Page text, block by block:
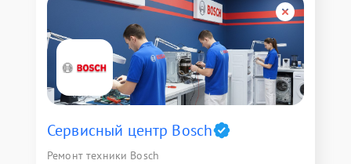
Сервисный центр Bosch
Ремонт техники Bosch